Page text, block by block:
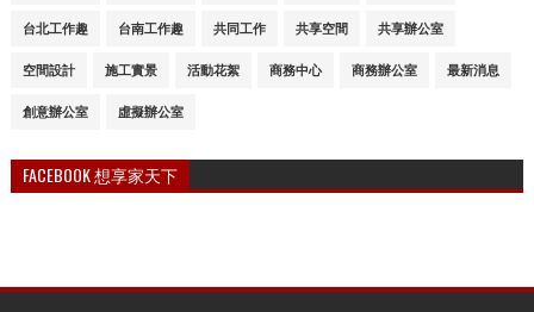
台北工作趣 台南工作趣 共同工作 共享空間 共享辦公室
空間設計 施工實景 活動花絮 商務中心 商務辦公室 最新消息
創意辦公室 虛擬辦公室
FACEBOOK 想享家天下